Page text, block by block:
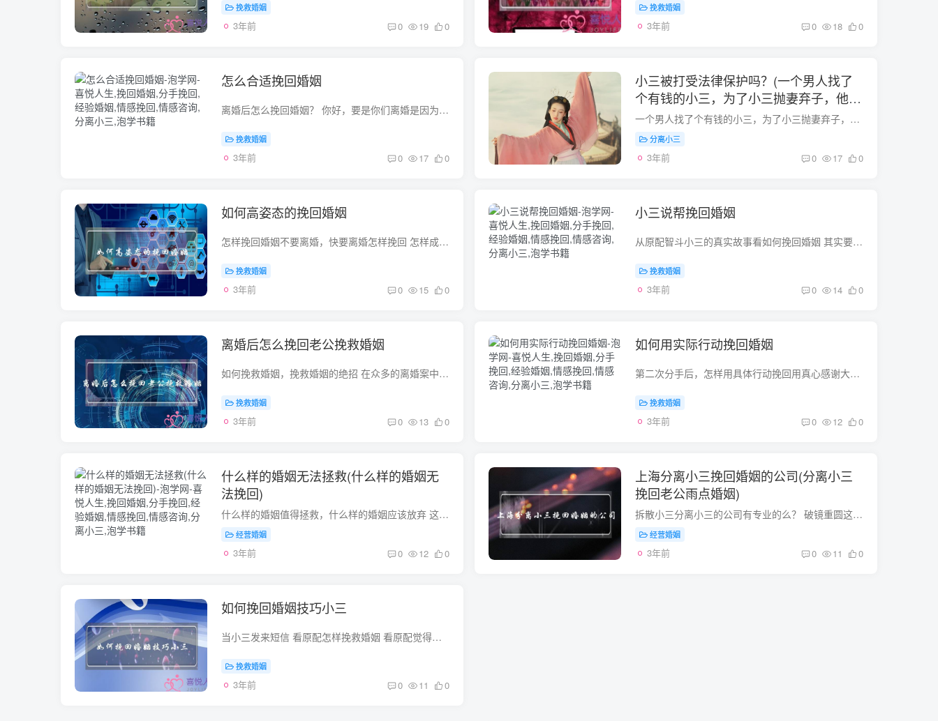
挽救婚姻
3年前 0 19 0
挽救婚姻
3年前 0 18 0
怎么合适挽回婚姻
离婚后怎么挽回婚姻？ 你好，要是你们离婚是因为误会，还有复婚的必要。只要彼此没有新的对象，那可以彼此沟通解除误会即可。要是因为其他原则的问题，个人认为最好不要再联系。要是你确保对方...
挽救婚姻
3年前 0 17 0
小三被打受法律保护吗？(一个男人找了
个有钱的小三，为了小三抛妻弃子，他会
有好下场吗？)
一个男人找了个有钱的小三，为了小三抛妻弃子，他会有好下场吗？或许吧，人在做天在看，或许等他失去所有的一切，那时后悔也来不及了！小三被打受法律保护吗？经常有求助者带着对小三的怨恨前咨...
分离小三
3年前 0 17 0
如何高姿态的挽回婚姻
怎样挽回婚姻不要离婚，快要离婚怎样挽回 怎样成功挽回婚姻不要离婚-挽救婚姻的方法 第一步战略：先说服自己想通 凡事通，则万事达。面对配偶的背叛，自己的内心一定是崩溃的，但是反过来想一想...
挽救婚姻
3年前 0 15 0
小三说帮挽回婚姻
从原配智斗小三的真实故事看如何挽回婚姻 其实要从根源问题上着手，婚姻出轨经过两个月的案例分析与调查了解发现，出轨的一方在婚姻和家庭中实际上都是“弱势群体”。比如男人上班赚钱，女人赚...
挽救婚姻
3年前 0 14 0
离婚后怎么挽回老公挽救婚姻
如何挽救婚姻，挽救婚姻的绝招 在众多的离婚案中，有的确实是感情已到了彻底破裂的地步，非离不可。 为了挽救婚姻，有人尝试一种新办法：“试离婚”。也就是在两个人都同意离婚的情况下，不急于...
挽救婚姻
3年前 0 13 0
如何用实际行动挽回婚姻
第二次分手后，怎样用具体行动挽回用真心感谢大家的帮助。 在这里我告诉你 你很容易冲动 但是看现在的情况她对你还是有感情的你现在继续联系她 最好是约她出来 还要和她家人联系 淡淡以及道歉父...
挽救婚姻
3年前 0 12 0
什么样的婚姻无法拯救(什么样的婚姻无
法挽回)
什么样的婚姻值得拯救，什么样的婚姻应该放弃 这个议题比较大总体来讲只是性格不合、经济状况不佳、婆媳不和、爱情消失、日子平淡等情形是不要走到离婚一步的，因为现在的婚姻状况不好，还有改...
经营婚姻
3年前 0 12 0
上海分离小三挽回婚姻的公司(分离小三
挽回老公雨点婚姻)
拆散小三分离小三的公司有专业的么？ 破镜重圆这司专门做挽回，如果你的婚姻或者爱情真出现了难解的事 可谘询。但是不论如何 都要理智的思考。现在是有这样的公司的，但是只有少数的城市有这样...
经营婚姻
3年前 0 11 0
如何挽回婚姻技巧小三
当小三发来短信 看原配怎样挽救婚姻 看原配觉得值不值，若是这个男人值得她挽救，她会用尽她所能想到的一切办法让男人回头，若是她认为不值得，就把男人让给小三呗，那样的男人，跟了小三后心也...
挽救婚姻
3年前 0 11 0